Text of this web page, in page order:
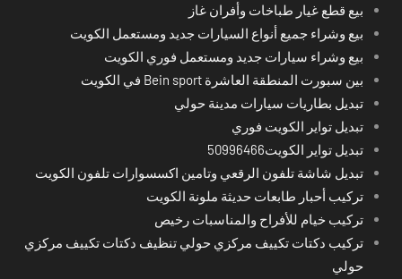
بيع قطع غيار طباخات وأفران غاز
بيع وشراء جميع أنواع السيارات جديد ومستعمل الكويت
بيع وشراء سيارات جديد ومستعمل فوري الكويت
بين سبورت المنطقة العاشرة Bein sport في الكويت
تبديل بطاريات سيارات مدينة حولي
تبديل تواير الكويت فوري
تبديل تواير الكويت50996466
تبديل شاشة تلفون الرقعي وتامين اكسسوارات تلفون الكويت
تركيب أحبار طابعات حديثة ملونة الكويت
تركيب خيام للأفراح والمناسبات رخيص
تركيب دكتات تكييف مركزي حولي تنظيف دكتات تكييف مركزي
حولي